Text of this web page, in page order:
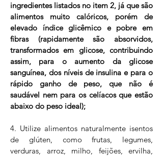
ingredientes listados no item 2, já que são
alimentos muito calóricos, porém de
elevado índice glicêmico e pobre em
fibras (rapidamente são absorvidos,
transformados em glicose, contribuindo
assim, para o aumento da glicose
sanguínea, dos níveis de insulina e para o
rápido ganho de peso, que não é
saudável nem para os celíacos que estão
abaixo do peso ideal);
4. Utilize alimentos naturalmente isentos
de glúten, como frutas, legumes,
verduras, arroz, milho, feijões, ervilha,